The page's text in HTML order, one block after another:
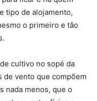
tipo de alojamento,
o primeiro e tão
cultivo no sopé da
de vento que compõem
nada menos, que o